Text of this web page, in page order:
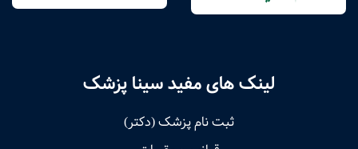
لینک های مفید سینا پزشک
ثبت نام پزشک (دکتر)